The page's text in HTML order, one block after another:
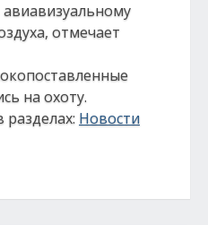
авиавизуальному
отмечает
на охоту.
разделах: Новости